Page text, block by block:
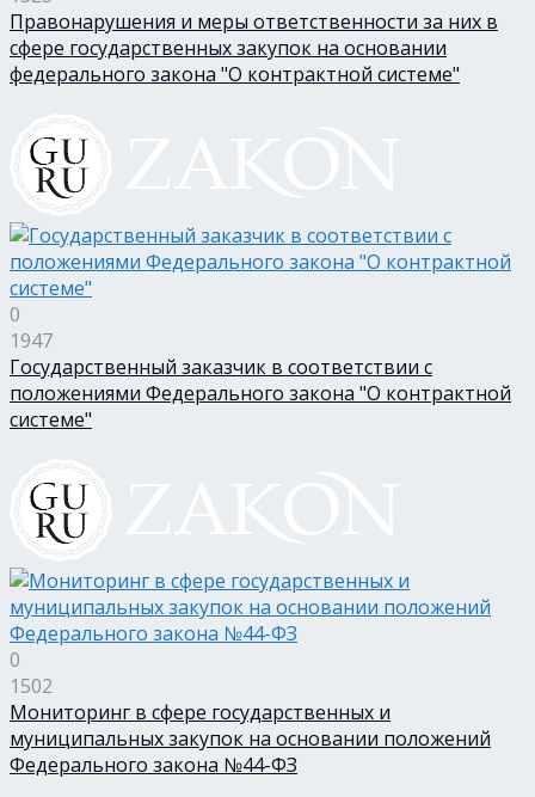
Правонарушения и меры ответственности за них в
сфере государственных закупок на основании
федерального закона "О контрактной системе"
0
1947
Государственный заказчик в соответствии с
положениями Федерального закона "О контрактной
системе"
0
1502
Мониторинг в сфере государственных и
муниципальных закупок на основании положений
Федерального закона №44-ФЗ